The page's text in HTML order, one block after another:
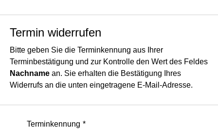
Termin widerrufen
Bitte geben Sie die Terminkennung aus Ihrer
Terminbestätigung und zur Kontrolle den Wert des Feldes
Nachname an. Sie erhalten die Bestätigung Ihres
Widerrufs an die unten eingetragene E-Mail-Adresse.
Terminkennung